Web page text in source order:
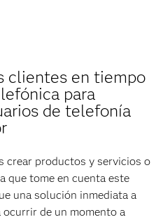
clientes en tiempo
para
de telefonía
crear productos y servicios o
que tome en cuenta este
una solución inmediata a
de un momento a